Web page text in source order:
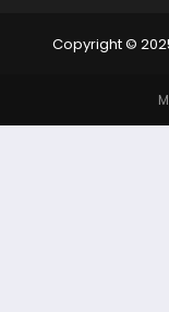
Copyright © 2025